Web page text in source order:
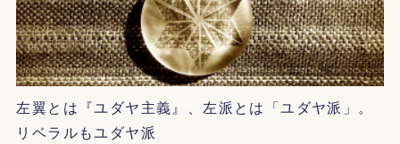
左翼とは『ユダヤ主義』、左派とは「ユダヤ派」。
リベラルもユダヤ派